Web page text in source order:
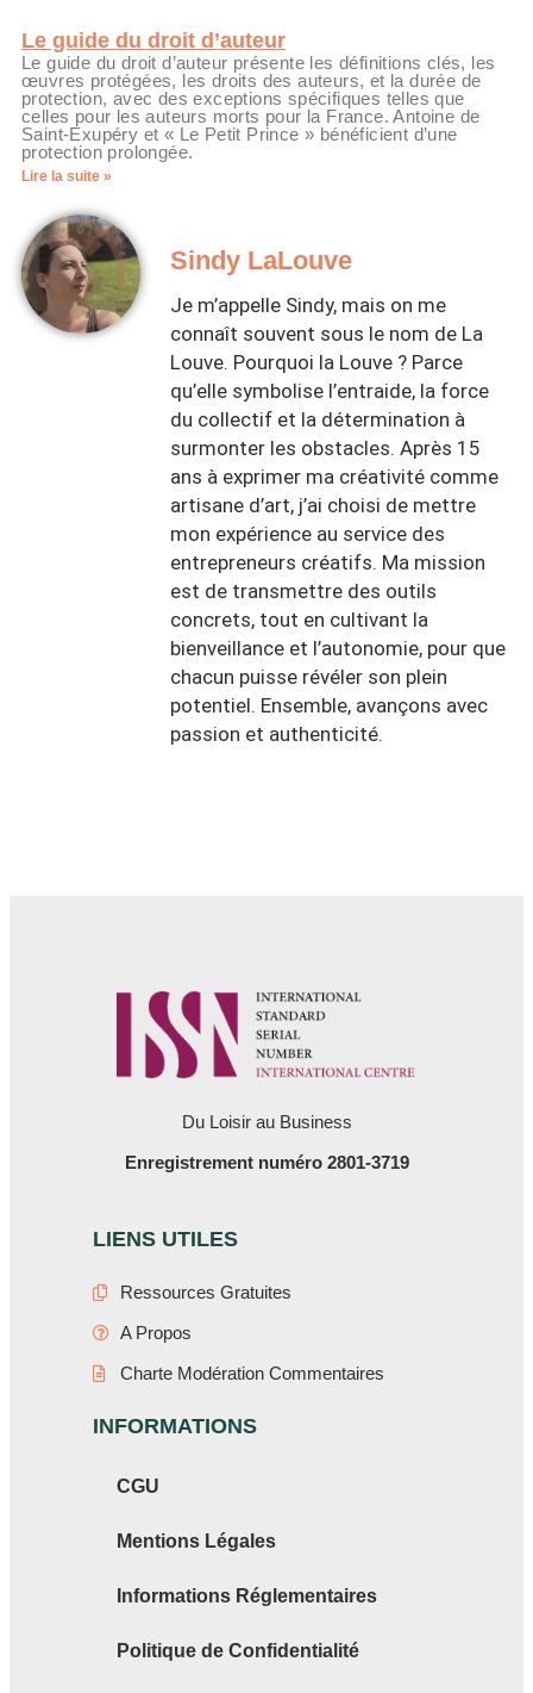
Le guide du droit d’auteur
Le guide du droit d’auteur présente les définitions clés, les
œuvres protégées, les droits des auteurs, et la durée de
protection, avec des exceptions spécifiques telles que
celles pour les auteurs morts pour la France. Antoine de
Saint-Exupéry et « Le Petit Prince » bénéficient d’une
protection prolongée.
Lire la suite »
Sindy LaLouve
Je m’appelle Sindy, mais on me
connaît souvent sous le nom de La
Louve. Pourquoi la Louve ? Parce
qu’elle symbolise l’entraide, la force
du collectif et la détermination à
surmonter les obstacles. Après 15
ans à exprimer ma créativité comme
artisane d’art, j’ai choisi de mettre
mon expérience au service des
entrepreneurs créatifs. Ma mission
est de transmettre des outils
concrets, tout en cultivant la
bienveillance et l’autonomie, pour que
chacun puisse révéler son plein
potentiel. Ensemble, avançons avec
passion et authenticité.
Du Loisir au Business
Enregistrement numéro 2801-3719
LIENS UTILES
Ressources Gratuites
A Propos
Charte Modération Commentaires
INFORMATIONS
CGU
Mentions Légales
Informations Réglementaires
Politique de Confidentialité